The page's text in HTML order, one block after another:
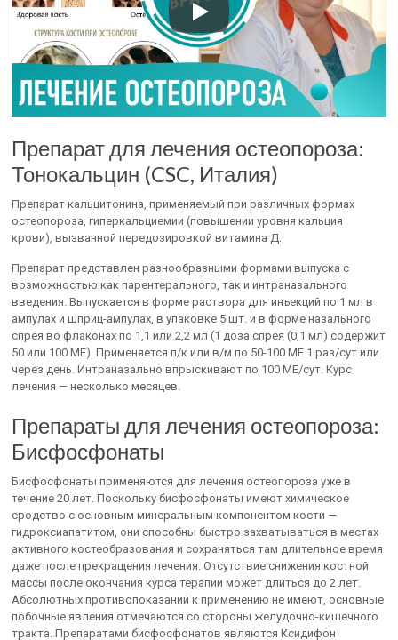
Препарат для лечения остеопороза:
Тонокальцин (CSC, Италия)
Препарат кальцитонина, применяемый при различных формах
остеопороза, гиперкальциемии (повышении уровня кальция
крови), вызванной передозировкой витамина Д.
Препарат представлен разнообразными формами выпуска с
возможностью как парентерального, так и интраназального
введения. Выпускается в форме раствора для инъекций по 1 мл в
ампулах и шприц-ампулах, в упаковке 5 шт. и в форме назального
спрея во флаконах по 1,1 или 2,2 мл (1 доза спрея (0,1 мл) содержит
50 или 100 ME). Применяется п/к или в/м по 50-100 ME 1 раз/сут или
через день. Интраназально впрыскивают по 100 МЕ/сут. Курс
лечения — несколько месяцев.
Препараты для лечения остеопороза:
Бисфосфонаты
Бисфосфонаты применяются для лечения остеопороза уже в
течение 20 лет. Поскольку бисфосфонаты имеют химическое
сродство с основным минеральным компонентом кости —
гидроксиапатитом, они способны быстро захватываться в местах
активного костеобразования и сохраняться там длительное время
даже после прекращения лечения. Отсутствие снижения костной
массы после окончания курса терапии может длиться до 2 лет.
Абсолютных противопоказаний к применению не имеют, основные
побочные явления отмечаются со стороны желудочно-кишечного
тракта. Препаратами бисфосфонатов являются Ксидифон